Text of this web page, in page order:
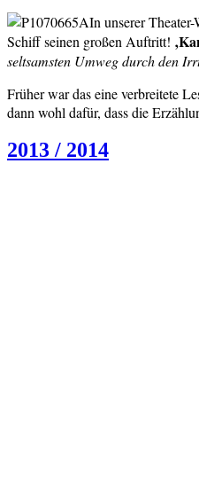
In unserer
Schiff seinen großen Auftritt!
seltsamsten Umwegdurch den
Früher war das eine verbreitete
dann wohl dafür, dass die
2013 / 2014